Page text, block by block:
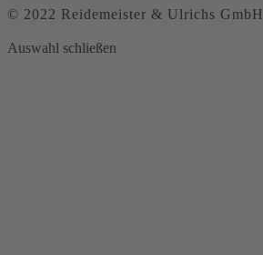
© 2022 Reidemeister & Ulrichs GmbH
Auswahl schließen